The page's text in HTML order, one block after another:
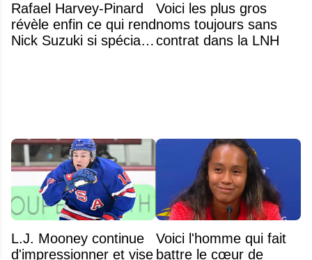
Rafael Harvey-Pinard
révèle enfin ce qui rend
Nick Suzuki si spécial
Voici les plus gros
noms toujours sans
contrat dans la LNH
L.J. Mooney continue
d'impressionner et vise
Voici l'homme qui fait
battre le cœur de